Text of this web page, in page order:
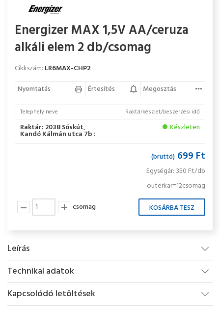
Energizer MAX 1,5V AA/ceruza
alkáli elem 2 db/csomag
Cikkszám: LR6MAX-CHP2
Nyomtatás
Értesítés Megosztás
Telephely neve Raktárkészlet/beszerzési idő
Raktár: 2038 Sóskút,
Kandó Kálmán utca 7b :
Készleten
(bruttó) 699 Ft
Egységár: 350 Ft/db
outerkar=12csomag
csomag
Leírás
Technikai adatok
Kapcsolódó letöltések